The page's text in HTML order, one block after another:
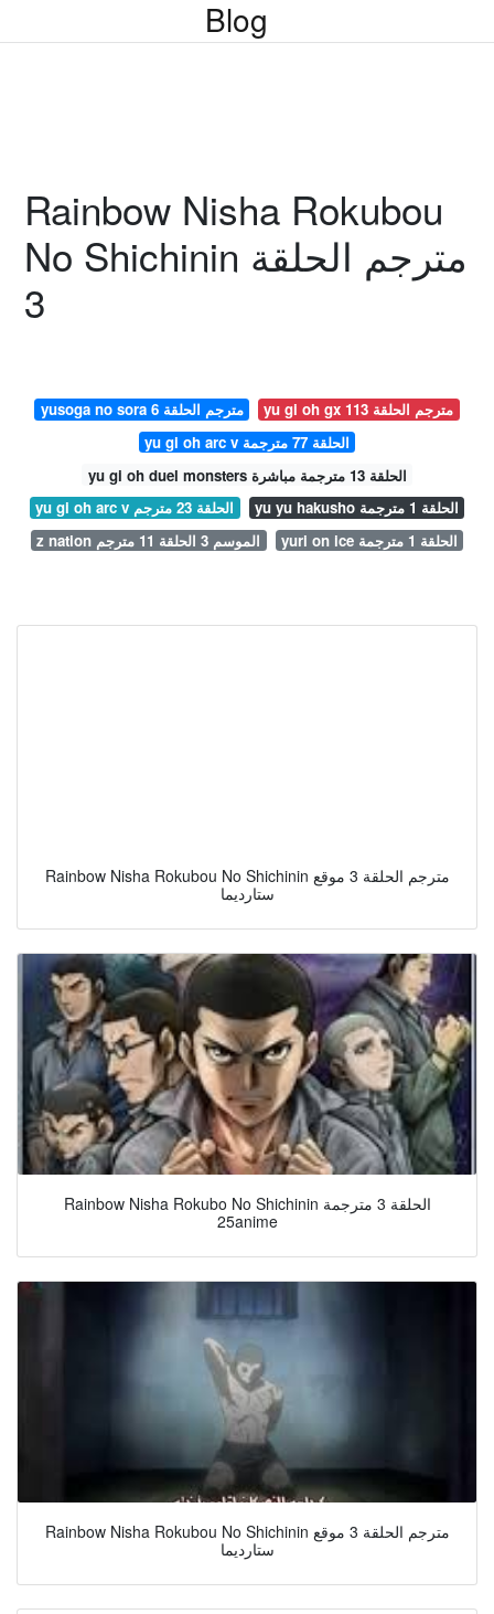
Blog
Rainbow Nisha Rokubou
No Shichinin مترجم الحلقة
3
yusoga no sora مترجم الحلقة 6
yu gi oh gx مترجم الحلقة 113
yu gi oh arc v الحلقة 77 مترجمة
yu gi oh duel monsters الحلقة 13 مترجمة مباشرة
yu gi oh arc v الحلقة 23 مترجم
yu yu hakusho الحلقة 1 مترجمة
z nation الموسم 3 الحلقة 11 مترجم
yuri on ice الحلقة 1 مترجمة
Rainbow Nisha Rokubou No Shichinin مترجم الحلقة 3 موقع
ستارديما
Rainbow Nisha Rokubo No Shichinin الحلقة 3 مترجمة
25anime
Rainbow Nisha Rokubou No Shichinin مترجم الحلقة 3 موقع
ستارديما